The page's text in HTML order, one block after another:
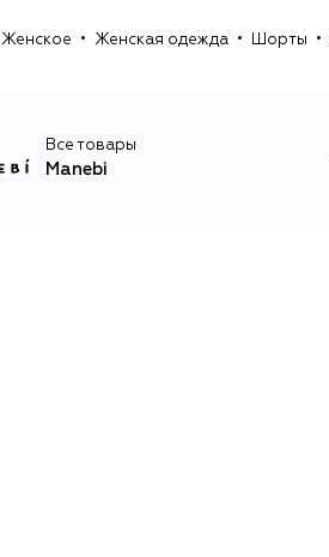
Женское Женская одежда Шорты
Все товары
Manebi